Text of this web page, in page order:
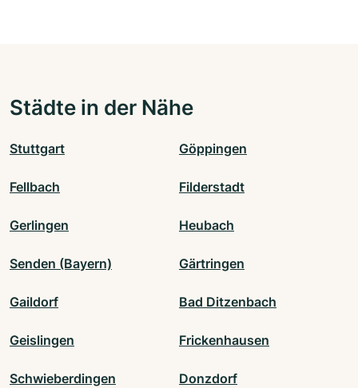
Städte in der Nähe
Stuttgart Göppingen
Fellbach Filderstadt
Gerlingen Heubach
Senden (Bayern) Gärtringen
Gaildorf Bad Ditzenbach
Geislingen Frickenhausen
Schwieberdingen Donzdorf